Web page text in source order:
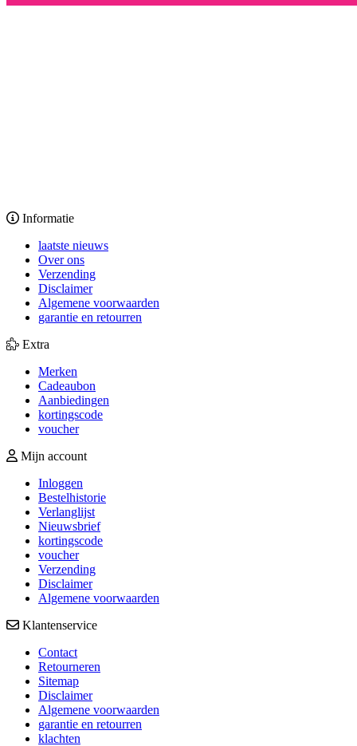
Informatie
laatste nieuws
Over ons
Verzending
Disclaimer
Algemene voorwaarden
garantie en retourren
Extra
Merken
Cadeaubon
Aanbiedingen
kortingscode
voucher
Mijn account
Inloggen
Bestelhistorie
Verlanglijst
Nieuwsbrief
kortingscode
voucher
Verzending
Disclaimer
Algemene voorwaarden
Klantenservice
Contact
Retourneren
Sitemap
Disclaimer
Algemene voorwaarden
garantie en retourren
klachten